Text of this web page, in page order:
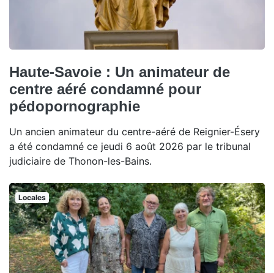
Haute-Savoie : Un animateur de
centre aéré condamné pour
pédopornographie
Un ancien animateur du centre-aéré de Reignier-Ésery
a été condamné ce jeudi 6 août 2026 par le tribunal
judiciaire de Thonon-les-Bains.
Locales